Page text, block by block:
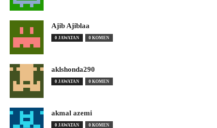
Ajib Ajiblaa
0 JAWATAN 0 KOMEN
aklshonda290
0 JAWATAN 0 KOMEN
akmal azemi
0 JAWATAN 0 KOMEN